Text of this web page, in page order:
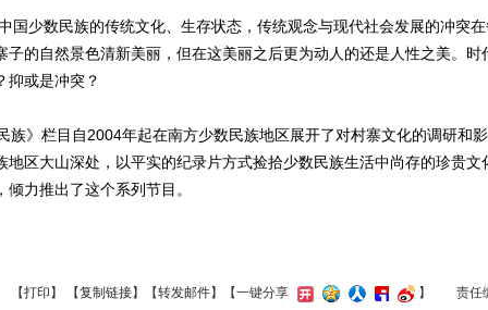
国少数民族的传统文化、生存状态，传统观念与现代社会发展的冲突
子的自然景色清新美丽，但在这美丽之后更为动人的还是人性之美。时
抑或是冲突？
》栏目自2004年起在南方少数民族地区展开了对村寨文化的调研和
地区大山深处，以平实的纪录片方式捡拾少数民族生活中尚存的珍贵文
倾力推出了这个系列节目。
【打印 】 【复制链接】【转发邮件】 【一键分享 】 责任